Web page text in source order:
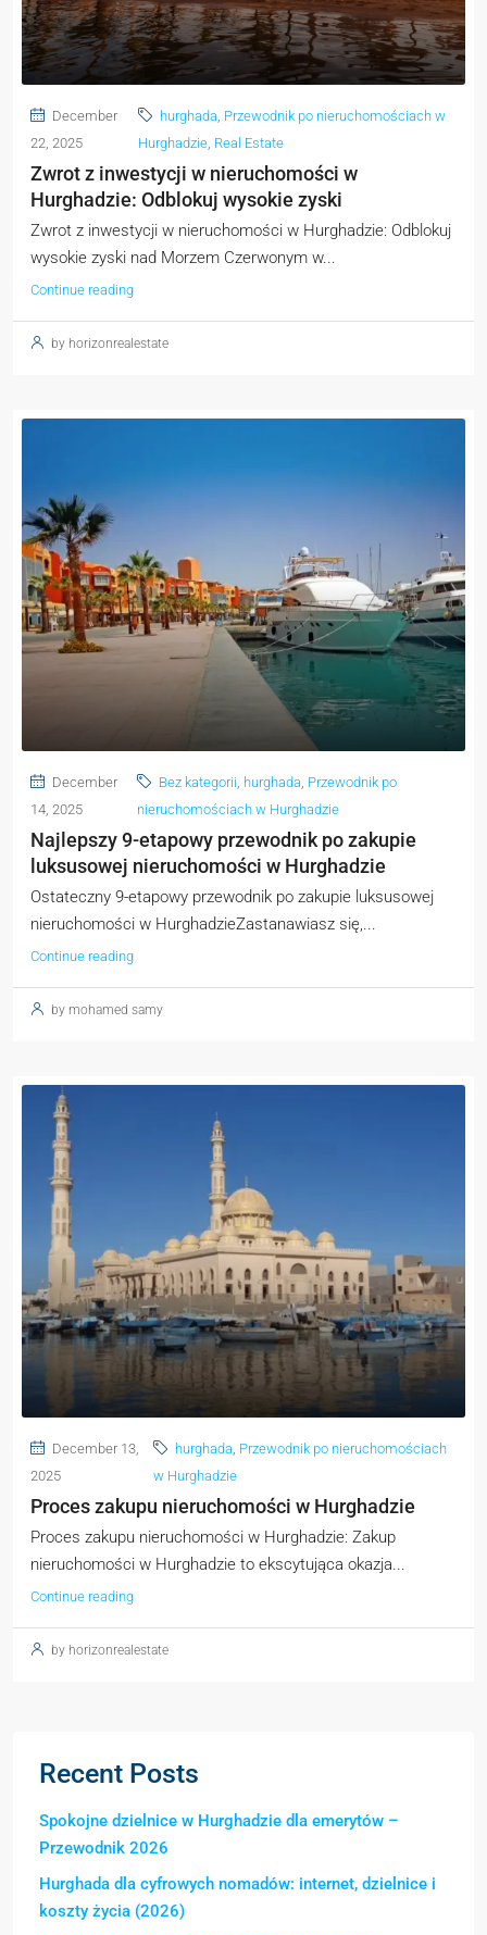
December
22, 2025
hurghada Przewodnik po nieruchomościach w
Hurghadzie Real Estate
Zwrot z inwestycji w nieruchomości w
Hurghadzie: Odblokuj wysokie zyski
Zwrot z inwestycji w nieruchomości w Hurghadzie: Odblokuj
wysokie zyski nad Morzem Czerwonym w...
Continue reading
by horizonrealestate
December
14, 2025
Bez kategorii hurghada Przewodnik po
nieruchomościach w Hurghadzie
Najlepszy 9-etapowy przewodnik po zakupie
luksusowej nieruchomości w Hurghadzie
Ostateczny 9-etapowy przewodnik po zakupie luksusowej
nieruchomości w HurghadzieZastanawiasz się,...
Continue reading
by mohamed samy
December 13,
2025
hurghada Przewodnik po nieruchomościach
w Hurghadzie
Proces zakupu nieruchomości w Hurghadzie
Proces zakupu nieruchomości w Hurghadzie: Zakup
nieruchomości w Hurghadzie to ekscytująca okazja...
Continue reading
by horizonrealestate
Recent Posts
Spokojne dzielnice w Hurghadzie dla emerytów –
Przewodnik 2026
Hurghada dla cyfrowych nomadów: internet, dzielnice i
koszty życia (2026)